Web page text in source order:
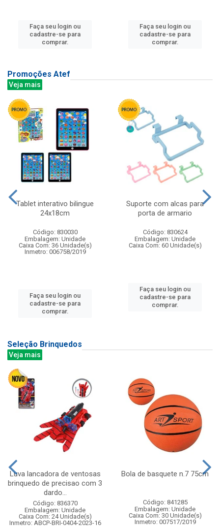
Faça seu login ou
cadastre-se para
comprar.
Faça seu login ou
cadastre-se para
comprar.
Promoções Atef
Veja mais
Tablet interativo bilingue
24x18cm
Código: 830030
Embalagem: Unidade
Caixa Com: 36 Unidade(s)
Inmetro: 006758/2019
Faça seu login ou
cadastre-se para
comprar.
Suporte com alcas para
porta de armario
Código: 830624
Embalagem: Unidade
Caixa Com: 60 Unidade(s)
Faça seu login ou
cadastre-se para
comprar.
Seleção Brinquedos
Veja mais
Luva lancadora de ventosas
brinquedo de precisao com 3
dardo...
Código: 836370
Embalagem: Unidade
Caixa Com: 24 Unidade(s)
Inmetro: ABCP-BRI-0404-2023-16
Bola de basquete n.7 75cm
Código: 841285
Embalagem: Unidade
Caixa Com: 30 Unidade(s)
Inmetro: 007517/2019